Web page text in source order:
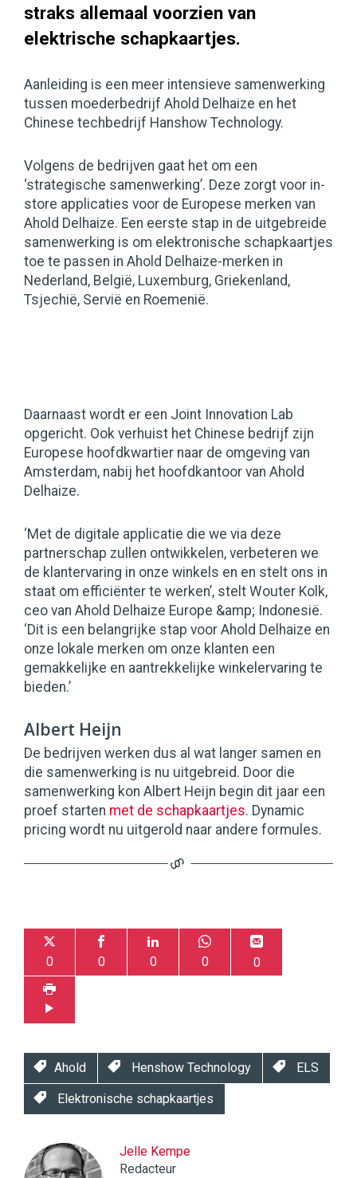
straks allemaal voorzien van
elektrische schapkaartjes.
Aanleiding is een meer intensieve samenwerking
tussen moederbedrijf Ahold Delhaize en het
Chinese techbedrijf Hanshow Technology.
Volgens de bedrijven gaat het om een
‘strategische samenwerking’. Deze zorgt voor in-
store applicaties voor de Europese merken van
Ahold Delhaize. Een eerste stap in de uitgebreide
samenwerking is om elektronische schapkaartjes
toe te passen in Ahold Delhaize-merken in
Nederland, België, Luxemburg, Griekenland,
Tsjechië, Servië en Roemenië.
Daarnaast wordt er een Joint Innovation Lab
opgericht. Ook verhuist het Chinese bedrijf zijn
Europese hoofdkwartier naar de omgeving van
Amsterdam, nabij het hoofdkantoor van Ahold
Delhaize.
‘Met de digitale applicatie die we via deze
partnerschap zullen ontwikkelen, verbeteren we
de klantervaring in onze winkels en en stelt ons in
staat om efficiënter te werken’, stelt Wouter Kolk,
ceo van Ahold Delhaize Europe &amp; Indonesië.
‘Dit is een belangrijke stap voor Ahold Delhaize en
onze lokale merken om onze klanten een
gemakkelijke en aantrekkelijke winkelervaring te
bieden.’
Albert Heijn
De bedrijven werken dus al wat langer samen en
die samenwerking is nu uitgebreid. Door die
samenwerking kon Albert Heijn begin dit jaar een
proef starten met de schapkaartjes. Dynamic
pricing wordt nu uitgerold naar andere formules.
0 0 0 0 0
Ahold Henshow Technology ELS
Elektronische schapkaartjes
Jelle Kempe
Redacteur